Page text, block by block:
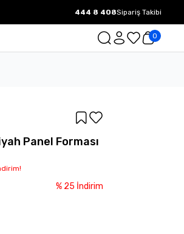
1000 TL ve üzeri Ücretsiz Kargo.
444 8 408Sipariş Takibi
0
Panel Forması
% 25 İndirim